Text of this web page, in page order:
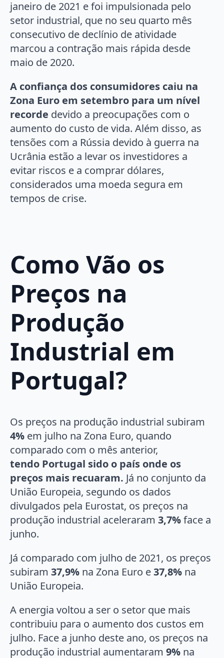
janeiro de 2021 e foi impulsionada pelo
setor industrial, que no seu quarto mês
consecutivo de declínio de atividade
marcou a contração mais rápida desde
maio de 2020.
A confiança dos consumidores caiu na
Zona Euro em setembro para um nível
recorde devido a preocupações com o
aumento do custo de vida. Além disso, as
tensões com a Rússia devido à guerra na
Ucrânia estão a levar os investidores a
evitar riscos e a comprar dólares,
considerados uma moeda segura em
tempos de crise.
Como Vão os
Preços na
Produção
Industrial em
Portugal?
Os preços na produção industrial subiram
4% em julho na Zona Euro, quando
comparado com o mês anterior,
tendo Portugal sido o país onde os
preços mais recuaram. Já no conjunto da
União Europeia, segundo os dados
divulgados pela Eurostat, os preços na
produção industrial aceleraram 3,7%face a
junho.
Já comparado com julho de 2021, os preços
subiram 37,9% na Zona Euro e37,8% na
União Europeia.
A energia voltou a ser o setor que mais
contribuiu para o aumento dos custos em
julho. Face a junho deste ano, os preços na
produção industrial aumentaram 9% na